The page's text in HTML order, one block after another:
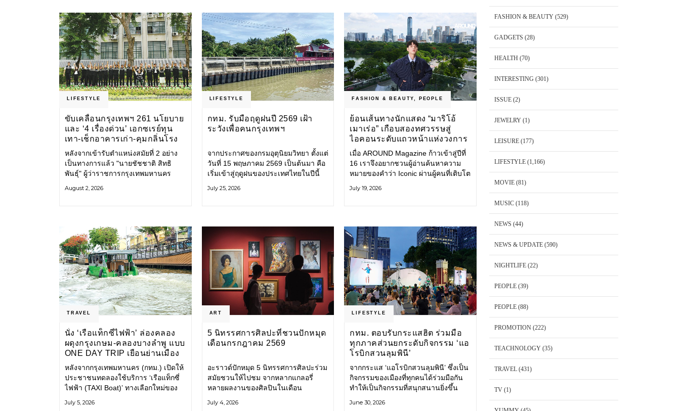
LIFESTYLE
ขับเคลื่อนกรุงเทพฯ 261 นโยบาย
และ ‘4 เรื่องด่วน’ เอกซเรย์ทุน
เทา-เช็กอาคารเก่า-คุมกลิ่นโรง
ขยะ-ขีดเส้นสอบทุจริต
หลังจากเข้ารับตำแหน่งสมัยที่ 2 อย่าง
เป็นทางการแล้ว "นายชัชชาติ สิทธิ
พันธุ์" ผู้ว่าราชการกรุงเทพมหานคร
แปลงนโยบายสู่แผนยุทธศาสตร์ จัด
August 2, 2026
LIFESTYLE
กทม. รับมือฤดูฝนปี 2569 เฝ้า
ระวังเพื่อคนกรุงเทพฯ
จากประกาศของกรมอุตุนิยมวิทยา ตั้งแต่
วันที่ 15 พฤษภาคม 2569 เป็นต้นมา คือ
เริ่มเข้าสู่ฤดูฝนของประเทศไทยในปีนี้
รับมือน้ำท่วม และเดินหน้าพัฒนา
July 25, 2026
FASHION & BEAUTY, PEOPLE
ย้อนเส้นทางนักแสดง “มาริโอ้
เมาเร่อ” เกือบสองทศวรรษสู่
ไอคอนระดับแถวหน้าแห่งวงการ
บันเทิงไทย
เมื่อ AROUND Magazine ก้าวเข้าสู่ปีที่
16 เราจึงอยากชวนผู้อ่านค้นหาความ
หมายของคำว่า Iconic ผ่านผู้คนที่เติบโต
ตนไว้อย่างมั่นคง หนึ่งในนั้นคือ มาริโอ้
July 19, 2026
TRAVEL
นั่ง ‘เรือแท็กซี่ไฟฟ้า’ ล่องคลอง
ผดุงกรุงเกษม-คลองบางลำพู แบบ
ONE DAY TRIP เยือนย่านเมือง
เก่า เที่ยววิถีสโลว์ไลฟ์แบบรักษ์
โลก
หลังจากกรุงเทพมหานคร (กทม.) เปิดให้
ประชาชนทดลองใช้บริการ ‘เรือแท็กซี่
ไฟฟ้า (TAXI Boat)’ ทางเลือกใหม่ของ
และเป็นมิตรกับสิ่งแวดล้อม ผ่าน
July 5, 2026
ART
5 นิทรรศการศิลปะที่ชวนปักหมุด
เดือนกรกฎาคม 2569
อะราวด์ปักหมุด 5 นิทรรศการศิลปะร่วม
สมัยชวนให้ไปชม จากหลากแกลอรี่
หลายผลงานของศิลปินในเดือน
วันนี้ – 16 สิงหาคม 2569 นิทรรศการ
July 4, 2026
LIFESTYLE
กทม. ตอบรับกระแสฮิต ร่วมมือ
ทุกภาคส่วนยกระดับกิจกรรม ‘แอ
โรบิกสวนลุมพินี’
จากกระแส ‘แอโรบิกสวนลุมพินี’ ซึ่งเป็น
กิจกรรมของเมืองที่ทุกคนได้ร่วมมือกัน
ทำให้เป็นกิจกรรมที่สนุกสนานยิ่งขึ้น
ในกรุงเทพฯ คึกคักขึ้นเท่านั้น แต่ยัง
June 30, 2026
FASHION & BEAUTY (529)
GADGETS (28)
HEALTH (70)
INTERESTING (301)
ISSUE (2)
JEWELRY (1)
LEISURE (177)
LIFESTYLE (1,166)
MOVIE (81)
MUSIC (118)
NEWS (44)
NEWS & UPDATE (590)
NIGHTLIFE (22)
PEOPLE (39)
PEOPLE (88)
PROMOTION (222)
TEACHNOLOGY (35)
TRAVEL (431)
TV (1)